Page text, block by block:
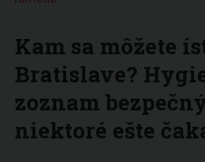
Kam sa môžete
Bratislave?
zoznam
niektoré ešte